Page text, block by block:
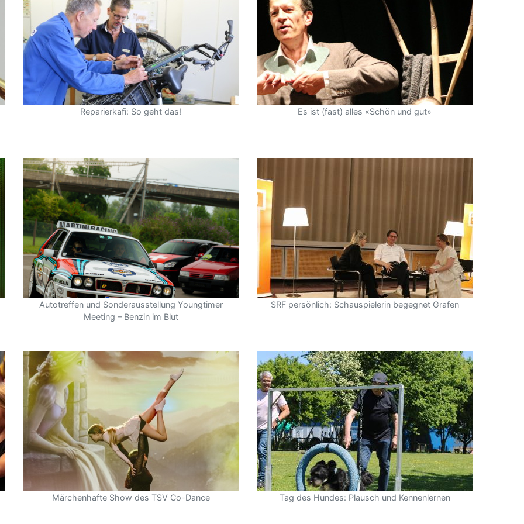
Reparierkafi: So geht das! Es ist (fast) alles «Schön und gut»
Autotreffen und Sonderausstellung Youngtimer
Meeting – Benzin im Blut
SRF persönlich: Schauspielerin begegnet Grafen
Märchenhafte Show des TSV Co-Dance Tag des Hundes: Plausch und Kennenlernen